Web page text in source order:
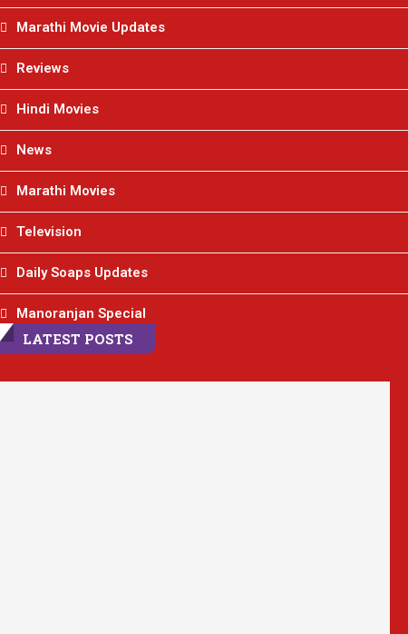
Marathi Movie Updates
Reviews
Hindi Movies
News
Marathi Movies
Television
Daily Soaps Updates
Manoranjan Special
LATEST POSTS